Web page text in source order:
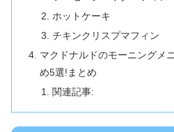
ホットケーキ
チキンクリスプマフィン
マクドナルドのモーニングメ
め5選!まとめ
関連記事: